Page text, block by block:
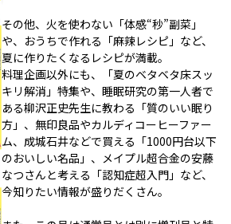
その他、火を使わない「体感“秒”副菜」
や、おうちで作れる「麻辣レシピ」など、
夏に作りたくなるレシピが満載。
料理企画以外にも、「夏のベタベタ床スッ
キリ解消」特集や、睡眠研究の第一人者で
ある柳沢正史先生に教わる「質のいい眠り
方」、無印良品やカルディコーヒーファー
ム、成城石井などで買える「1000円台以下
のおいしい名品」、メイプル超合金の安藤
なつさんと考える「認知症超入門」など、
今知りたい情報が盛りだくさん。